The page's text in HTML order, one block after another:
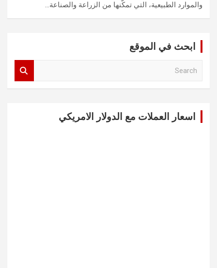
والموارد الطبيعية، التي تمكّنها من الزراعة والصناعة…
ابحث في الموقع
اسعار العملات مع الدولار الامريكي